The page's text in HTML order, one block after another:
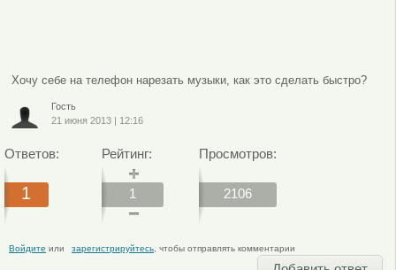
Хочу себе на телефон нарезать музыки, как это сделать быстро?
Гость
21 июня 2013| 12:16
Ответов:
1
Рейтинг:
1
Просмотров:
2106
Войдите или зарегистрируйтесь, чтобы отправлять комментарии